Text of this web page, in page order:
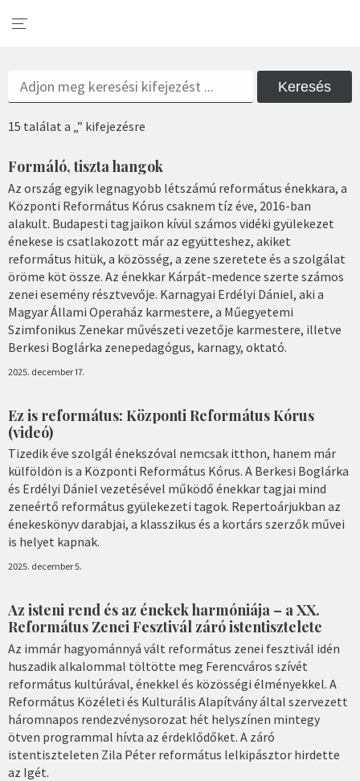
Keresés
15 találat a „” kifejezésre
Formáló, tiszta hangok
Az ország egyik legnagyobb létszámú református énekkara, a
Központi Református Kórus csaknem tíz éve, 2016-ban
alakult. Budapesti tagjaikon kívül számos vidéki gyülekezet
énekese is csatlakozott már az együtteshez, akiket
református hitük, a közösség, a zene szeretete és a szolgálat
öröme köt össze. Az énekkar Kárpát-medence szerte számos
zenei esemény résztvevője. Karnagyai Erdélyi Dániel, aki a
Magyar Állami Operaház karmestere, a Műegyetemi
Szimfonikus Zenekar művészeti vezetője karmestere, illetve
Berkesi Boglárka zenepedagógus, karnagy, oktató.
2025. december 17.
Ez is református: Központi Református Kórus
(videó)
Tizedik éve szolgál énekszóval nemcsak itthon, hanem már
külföldön is a Központi Református Kórus. A Berkesi Boglárka
és Erdélyi Dániel vezetésével működő énekkar tagjai mind
zeneértő református gyülekezeti tagok. Repertoárjukban az
énekeskönyv darabjai, a klasszikus és a kortárs szerzők művei
is helyet kapnak.
2025. december 5.
Az isteni rend és az énekek harmóniája – a XX.
Református Zenei Fesztivál záró istentisztelete
Az immár hagyománnyá vált református zenei fesztivál idén
huszadik alkalommal töltötte meg Ferencváros szívét
református kultúrával, énekkel és közösségi élményekkel. A
Református Közéleti és Kulturális Alapítvány által szervezett
háromnapos rendezvénysorozat hét helyszínen mintegy
ötven programmal hívta az érdeklődőket. A záró
istentiszteleten Zila Péter református lelkipásztor hirdette
az Igét.